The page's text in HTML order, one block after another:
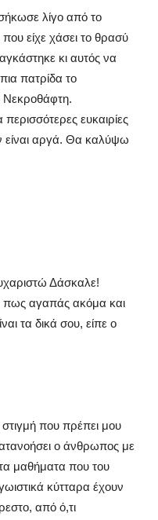
λίγο από το
είχε χάσει το θρασύ
κι αυτός να
πατρίδα το
Νεκροθάφτη.
ευκαιρίες
είναι αργά. Θα καλύψω
Δάσκαλε!
πως αγαπάς ακόμα και
τα δικά σου, είπε ο
στιγμή που πρέπει μου
ο άνθρωπος με
μαθήματα που του
κύτταρα έχουν
από ό,τι